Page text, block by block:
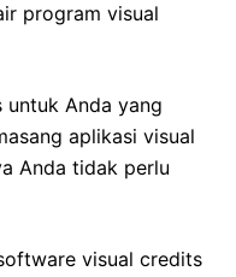
program visual
untuk Anda yang
aplikasi visual
Anda tidak perlu
visual credits